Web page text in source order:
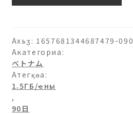
日-90
日
ашәагаа
Ахьӡ: 1657681344687479-090
Акатегориа:
ベトナム
Атегқәа:
1.5ГБ/ҽны
,
90日